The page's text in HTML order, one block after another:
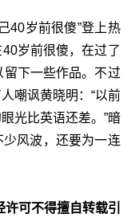
40岁前很傻”登上热
岁前很傻，在过了
下一些作品。不过
嘲讽黄晓明：“以前
光比英语还差。”暗
风波，还要为一连
可不得擅自转载引